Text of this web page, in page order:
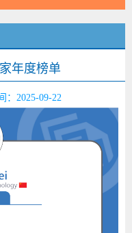
年度榜单
：2025-09-22